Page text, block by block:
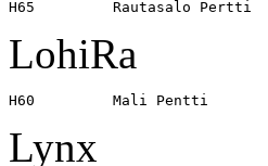
LohiRa
Lynx